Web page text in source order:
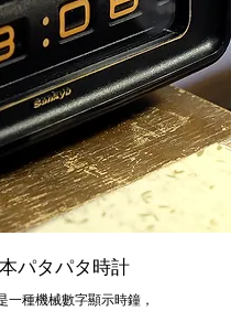
パタパタ時計
一種機械數字顯示時鐘，